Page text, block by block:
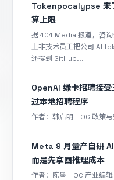
Tokenpocalypse 来
算上限
据 404 Media 报道，咨
止非技术员工把公司 AI
还提到 GitHub...
OpenAI 绿卡招聘接
过本地招聘程序
作者：韩启明｜OC 政策
Meta 9 月量产自研 AI
而是先拿回推理成本
作者：陈墨｜OC 产业编辑